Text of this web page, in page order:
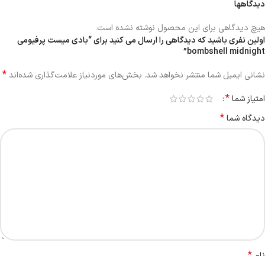
دیدگاهها
هیچ دیدگاهی برای این محصول نوشته نشده است.
اولین نفری باشید که دیدگاهی را ارسال می کنید برای “بادی میست پرفیومی
bombshell midnight”
نشانی ایمیل شما منتشر نخواهد شد. بخش‌های موردنیاز علامت‌گذاری شده‌اند*
امتیاز شما*
دیدگاه شما*